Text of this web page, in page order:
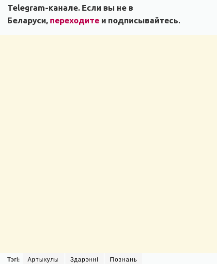
Telegram-канале. Если вы не в
Беларуси, переходите и подписывайтесь.
Тэгі: Артыкулы Здарэнні Познань